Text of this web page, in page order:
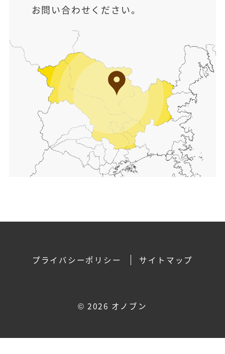
お問い合わせください。
プライバシーポリシー サイトマップ
© 2026 オノブン